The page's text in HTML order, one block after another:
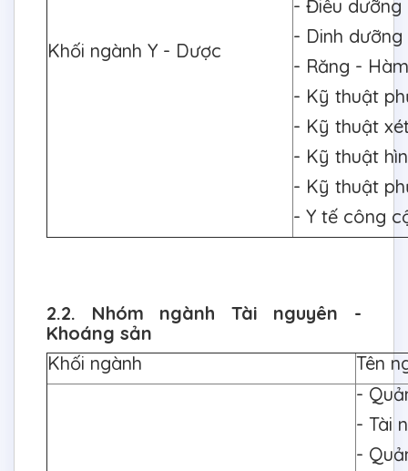
Khối ngành Y - Dược
- Điều dưỡng
- Dinh dưỡng
- Răng -
- Kỹ thuật
- Kỹ thuật
- Kỹ thuật
- Kỹ thuật
- Y tế công
2.2. Nhóm ngành Tài nguyên -
Khoáng sản
Khối ngành
Tên
-
- Tài
-